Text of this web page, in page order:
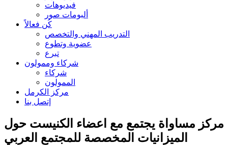
فيديوهات
ألبومات صور
كُن فعالاً
التدريب المهني والتخصص
عضوية وتطوع
تبرع
شركاء وممولون
شركاء
الممولون
مركز الكرمل
إتصل بنا
مركز مساواة يجتمع مع اعضاء الكنيست حول
الميزانيات المخصصة للمجتمع العربي